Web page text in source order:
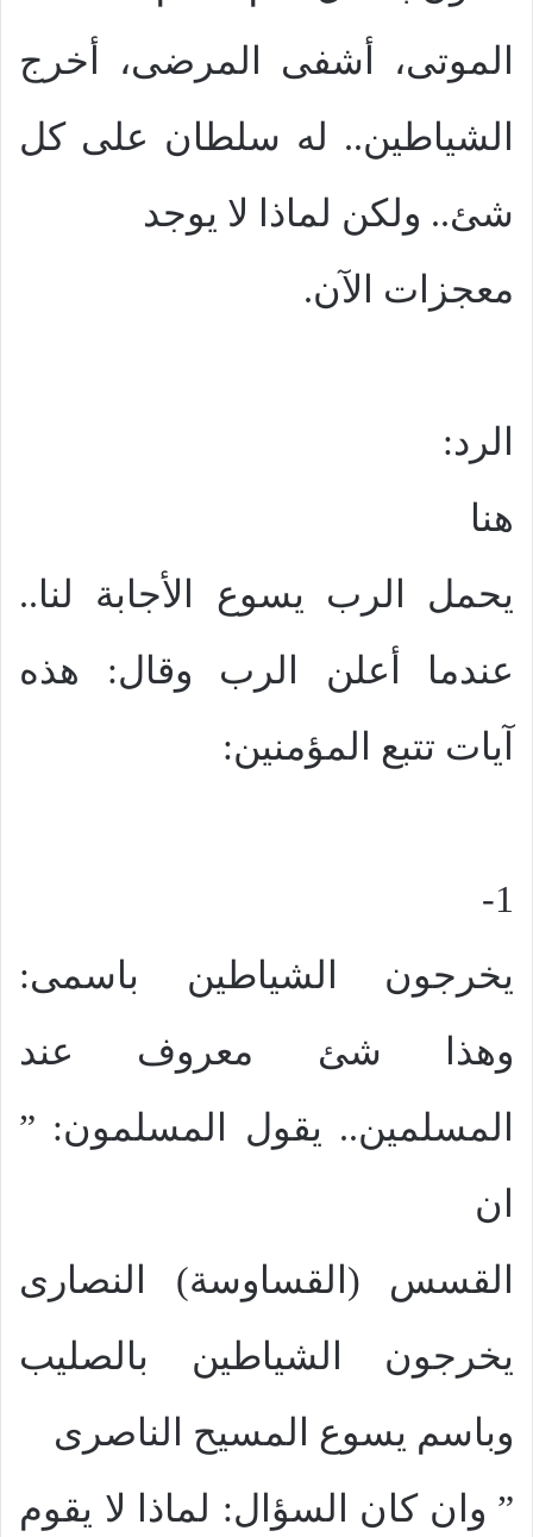
الموتى، أشفى المرضى، أخرج
الشياطين.. له سلطان على كل
شئ.. ولكن لماذا لا يوجد
معجزات الآن.
الرد:
هنا
يحمل الرب يسوع الأجابة لنا..
عندما أعلن الرب وقال: هذه
آيات تتبع المؤمنين:
1-
يخرجون الشياطين باسمى:
وهذا شئ معروف عند
المسلمين.. يقول المسلمون: ”
ان
القسس (القساوسة) النصارى
يخرجون الشياطين بالصليب
وباسم يسوع المسيح الناصرى
” وان كان السؤال: لماذا لا يقوم